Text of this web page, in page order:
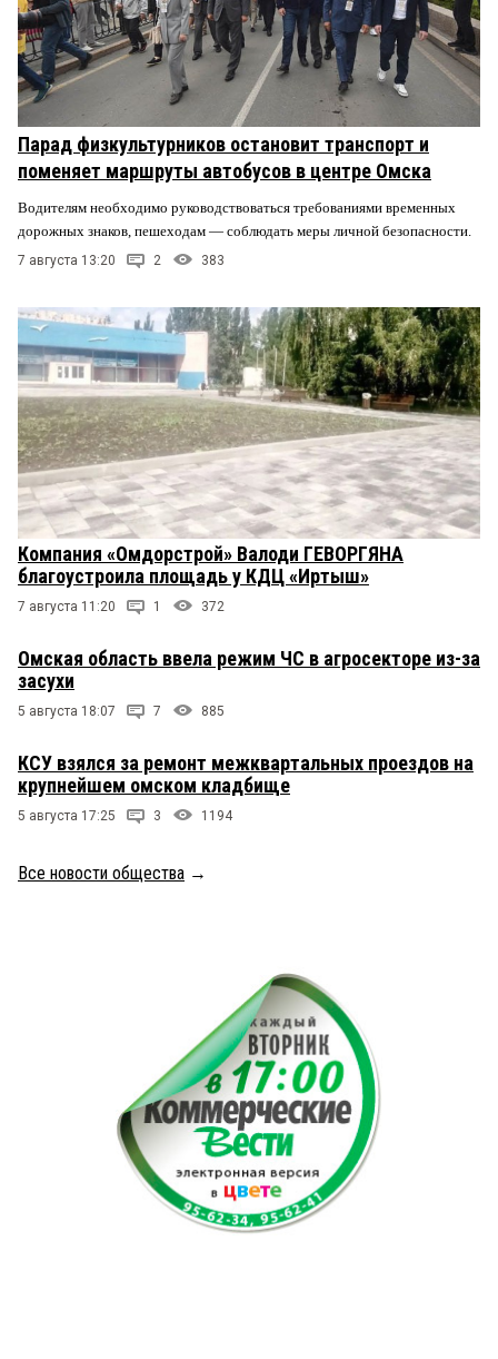
Парад физкультурников остановит транспорт и
поменяет маршруты автобусов в центре Омска
Водителям необходимо руководствоваться требованиями временных
дорожных знаков, пешеходам — соблюдать меры личной безопасности.
7 августа 13:20 2 383
Компания «Омдорстрой» Валоди ГЕВОРГЯНА
благоустроила площадь у КДЦ «Иртыш»
7 августа 11:20 1 372
Омская область ввела режим ЧС в агросекторе из-за
засухи
5 августа 18:07 7 885
КСУ взялся за ремонт межквартальных проездов на
крупнейшем омском кладбище
5 августа 17:25 3 1194
Все новости общества →